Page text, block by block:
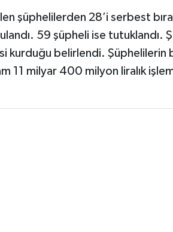
şüphelilerden 28’i serbest
59 şüpheli ise tutuklandı.
kurduğu belirlendi. Şüphelilerin
11 milyar 400 milyon liralık